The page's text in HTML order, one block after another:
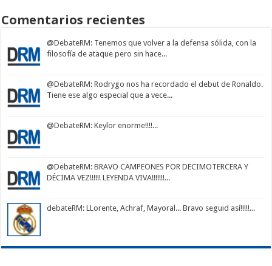
Comentarios recientes
@DebateRM: Tenemos que volver a la defensa sólida, con la
filosofía de ataque pero sin hace...
@DebateRM: Rodrygo nos ha recordado el debut de Ronaldo.
Tiene ese algo especial que a vece...
@DebateRM: Keylor enorme!!!!...
@DebateRM: BRAVO CAMPEONES POR DECIMOTERCERA Y
DÉCIMA VEZ!!!!!! LEYENDA VIVA!!!!!!!...
debateRM: LLorente, Achraf, Mayoral... Bravo seguid así!!!!!...